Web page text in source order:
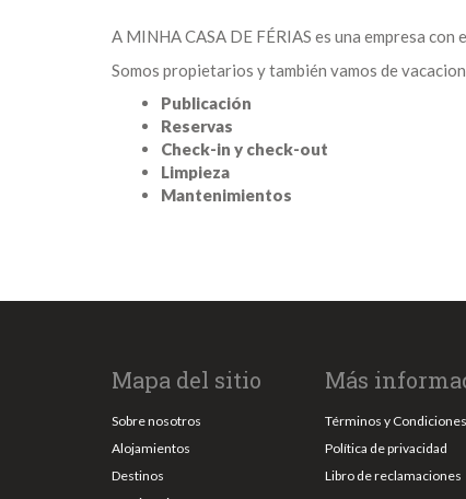
A MINHA CASA DE FÉRIAS es una empresa
Somos propietarios y también vamos de
Publicación
Reservas
Check-in y check-out
Limpieza
Mantenimientos
Mapa del sitio
Sobre nosotros
Alojamientos
Destinos
Más
Términos y Condiciones
Política de privacidad
Libro de reclamaciones